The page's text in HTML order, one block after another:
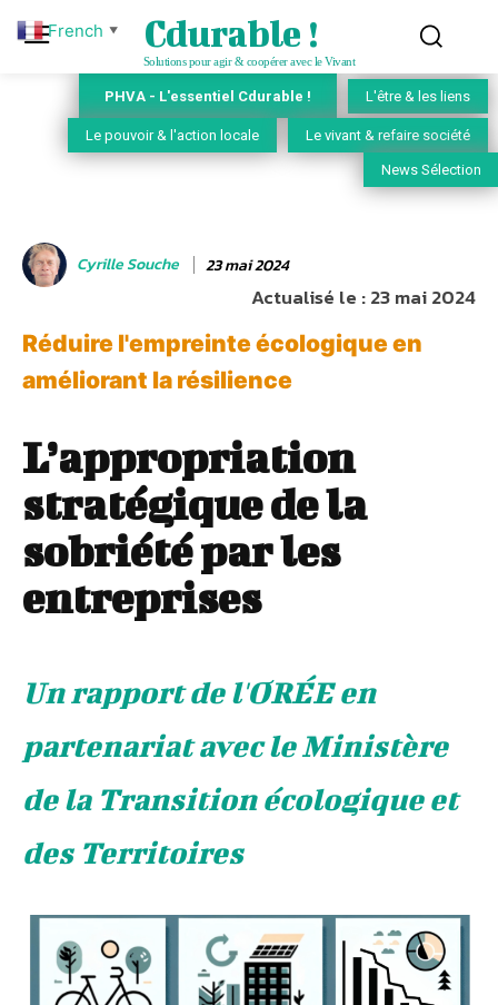
Cdurable !
Solutions pour agir & coopérer avec le Vivant
PHVA - L'essentiel Cdurable ! L'être & les liens
Le pouvoir & l'action locale Le vivant & refaire société
News Sélection
Cyrille Souche 23 mai 2024
Actualisé le :23 mai 2024
Réduire l'empreinte écologique en
améliorant la résilience
L’appropriation
stratégique de la
sobriété par les
entreprises
Un rapport de l'ORÉE en
partenariat avec le Ministère
de la Transition écologique et
des Territoires
French ▼